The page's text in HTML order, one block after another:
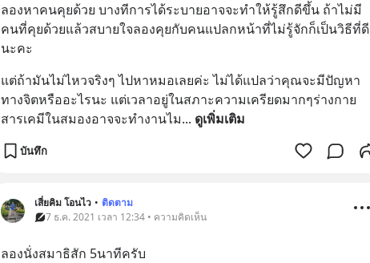
ลองหาคนคุยด้วย บางทีการได้ระบายอาจจะทำให้รู้สึกดีขึ้น ถ้าไม่มี
คนที่คุยด้วยแล้วสบายใจลองคุยกับคนแปลกหน้าที่ไม่รู้จักก็เป็นวิธีที่ดี
นะคะ
แต่ถ้ามันไม่ไหวจริงๆ ไปหาหมอเลยค่ะ ไม่ได้แปลว่าคุณจะมีปัญหา
ทางจิตหรืออะไรนะ แต่เวลาอยู่ในสภาะความเครียดมากๆร่างกาย
สารเคมีในสมองอาจจะทำงานไม... ดูเพิ่มเติม
บันทึก
เสี่ยคิม โอนไว • ติดตาม
7 ธ.ค. 2021 เวลา 12:34 • ความคิดเห็น
ลองนั่งสมาธิสัก 5นาทีครับ